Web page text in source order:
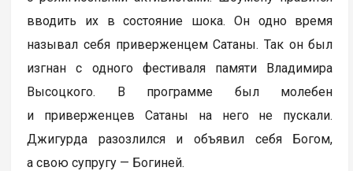
вводить их в состояние шока. Он одно время
называл себя приверженцем Сатаны. Так он был
изгнан с одного фестиваля памяти Владимира
Высоцкого. В программе был молебен
и приверженцев Сатаны на него не пускали.
Джигурда разозлился и объявил себя Богом,
а свою супругу — Богиней.